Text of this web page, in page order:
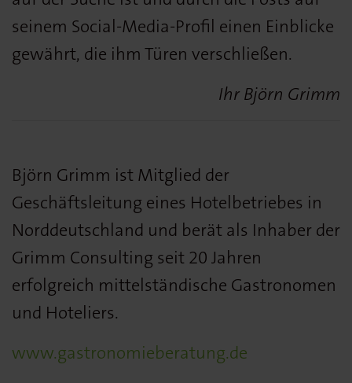
seinem Social-Media-Profil einen Einblicke
gewährt, die ihm Türen verschließen.
Ihr Björn Grimm
Björn Grimm ist Mitglied der
Geschäftsleitung eines Hotelbetriebes in
Norddeutschland und berät als Inhaber der
Grimm Consulting seit 20 Jahren
erfolgreich mittelständische Gastronomen
und Hoteliers.
www.gastronomieberatung.de